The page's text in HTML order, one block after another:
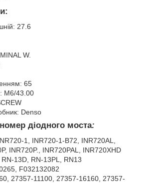
27.6
W.
65
M6/43.00
Denso
діодного моста:
1, INR720-1-B72, INR720AL,
INR720P., INR720PAL, INR720XHD
13D, RN-13PL, RN13
F032132082
27357-11100, 27357-16160, 27357-